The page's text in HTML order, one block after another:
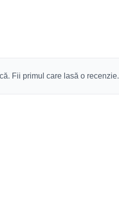
Fii primul care lasă o recenzie.